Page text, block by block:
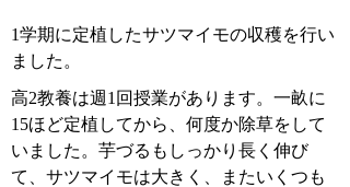
1学期に定植したサツマイモの収穫を行い
ました。
高2教養は週1回授業があります。一畝に
15ほど定植してから、何度か除草をして
いました。芋づるもしっかり長く伸び
て、サツマイモは大きく、またいくつも